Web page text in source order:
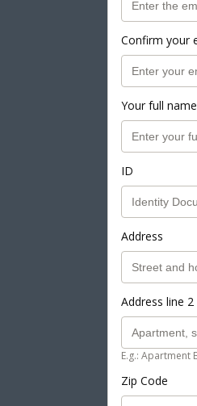
Confirm your
Your full name
ID
Address
Address line
E.g.: Apartment
Zip Code